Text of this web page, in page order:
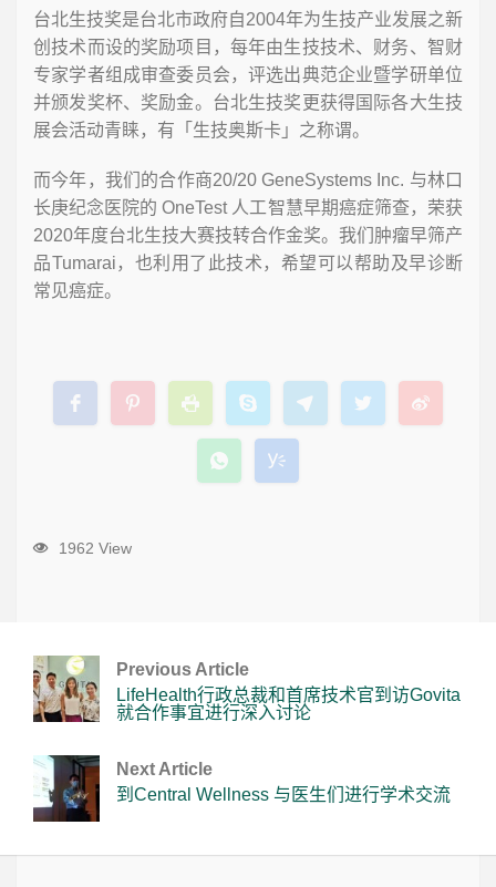
台北生技奖是台北市政府自2004年为生技产业发展之新
创技术而设的奖励项目，每年由生技技术、财务、智财
专家学者组成审查委员会，评选出典范企业暨学研单位
并颁发奖杯、奖励金。台北生技奖更获得国际各大生技
展会活动青睐，有「生技奥斯卡」之称谓。
而今年，我们的合作商20/20 GeneSystems Inc. 与林口
长庚纪念医院的 OneTest 人工智慧早期癌症筛查，荣获
2020年度台北生技大赛技转合作金奖。我们肿瘤早筛产
品Tumarai，也利用了此技术，希望可以帮助及早诊断
常见癌症。
1962 View
Previous Article
LifeHealth行政总裁和首席技术官到访Govita
就合作事宜进行深入讨论
Next Article
到Central Wellness 与医生们进行学术交流